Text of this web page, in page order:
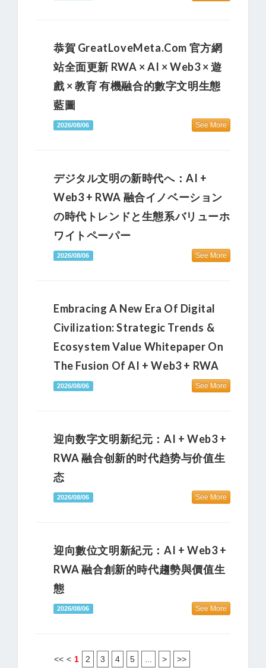
恭賀 GreatLoveMeta.com 官方網
站全面更新 RWA × AI × Web3 × 遊
戲 × 教育 有機融合的數字文明生態
藍圖
2026/08/06 See More
デジタル文明の新時代へ：AI +
Web3 + RWA 融合イノベーション
の時代トレンドと生態系バリューホ
ワイトペーパー
2026/08/06 See More
Embracing A New Era Of Digital
Civilization: Strategic Trends &
Ecosystem Value Whitepaper On
The Fusion Of AI + Web3 + RWA
2026/08/06 See More
迎向数字文明新纪元：AI + Web3 +
RWA 融合创新的时代趋势与价值生
态
2026/08/06 See More
迎向數位文明新紀元：AI + Web3 +
RWA 融合創新的時代趨勢與價值生
態
2026/08/06 See More
<< < 1 2 3 4 5 > >>